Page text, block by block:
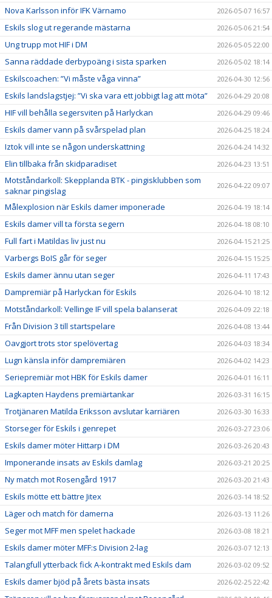
Nova Karlsson inför IFK Värnamo 2026-05-07 16:57
Eskils slog ut regerande mästarna 2026-05-06 21:54
Ung trupp mot HIF i DM 2026-05-05 22:00
Sanna räddade derbypoäng i sista sparken 2026-05-02 18:14
Eskilscoachen: ”Vi måste våga vinna” 2026-04-30 12:56
Eskils landslagstjej: ”Vi ska vara ett jobbigt lag att möta” 2026-04-29 20:08
HIF vill behålla segersviten på Harlyckan 2026-04-29 09:46
Eskils damer vann på svårspelad plan 2026-04-25 18:24
Iztok vill inte se någon underskattning 2026-04-24 14:32
Elin tillbaka från skidparadiset 2026-04-23 13:51
Motståndarkoll: Skepplanda BTK - pingisklubben som
saknar pingislag
2026-04-22 09:07
Målexplosion när Eskils damer imponerade 2026-04-19 18:14
Eskils damer vill ta första segern 2026-04-18 08:10
Full fart i Matildas liv just nu 2026-04-15 21:25
Varbergs BoIS går för seger 2026-04-15 15:25
Eskils damer ännu utan seger 2026-04-11 17:43
Dampremiär på Harlyckan för Eskils 2026-04-10 18:12
Motståndarkoll: Vellinge IF vill spela balanserat 2026-04-09 22:18
Från Division 3 till startspelare 2026-04-08 13:44
Oavgjort trots stor spelövertag 2026-04-03 18:34
Lugn känsla inför dampremiären 2026-04-02 14:23
Seriepremiär mot HBK för Eskils damer 2026-04-01 16:11
Lagkapten Haydens premiärtankar 2026-03-31 16:15
Trotjänaren Matilda Eriksson avslutar karriären 2026-03-30 16:33
Storseger för Eskils i genrepet 2026-03-27 23:06
Eskils damer möter Hittarp i DM 2026-03-26 20:43
Imponerande insats av Eskils damlag 2026-03-21 20:25
Ny match mot Rosengård 1917 2026-03-20 21:43
Eskils mötte ett bättre Jitex 2026-03-14 18:52
Läger och match för damerna 2026-03-13 11:26
Seger mot MFF men spelet hackade 2026-03-08 18:21
Eskils damer möter MFF:s Division 2-lag 2026-03-07 12:13
Talangfull ytterback fick A-kontrakt med Eskils dam 2026-03-02 09:52
Eskils damer bjöd på årets bästa insats 2026-02-25 22:42